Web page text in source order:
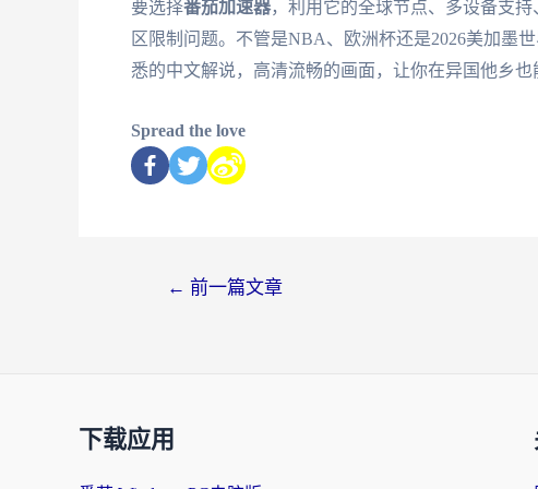
要选择番茄加速器，利用它的全球节点、多设备支
区限制问题。不管是NBA、欧洲杯还是2026美加墨
悉的中文解说，高清流畅的画面，让你在异国他乡也
Spread the love
← 前一篇文章
下载应用